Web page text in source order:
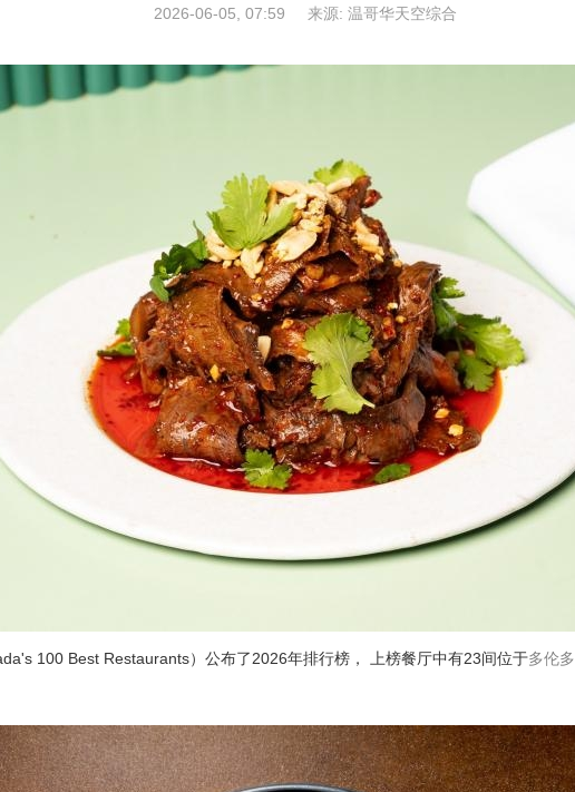
2026-06-05, 07:59 来源: 温哥华天空综合
100 Best Restaurants）公布了2026年排行榜， 上榜餐厅中有23间位于多伦多